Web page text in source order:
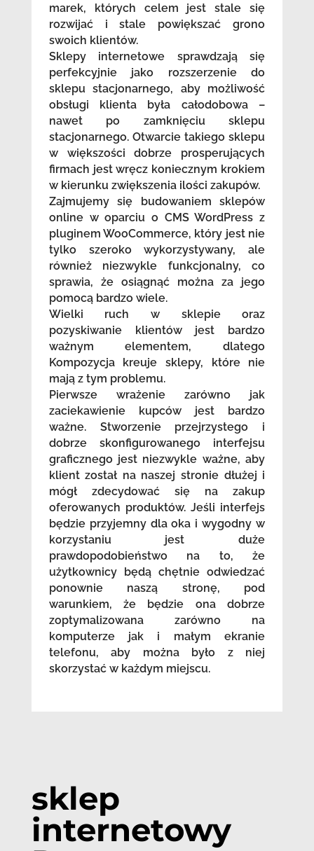
marek, których celem jest stale się
rozwijać i stale powiększać grono
swoich klientów.
Sklepy internetowe sprawdzają się
perfekcyjnie jako rozszerzenie do
sklepu stacjonarnego, aby możliwość
obsługi klienta była całodobowa –
nawet po zamknięciu sklepu
stacjonarnego. Otwarcie takiego sklepu
w większości dobrze prosperujących
firmach jest wręcz koniecznym krokiem
w kierunku zwiększenia ilości zakupów.
Zajmujemy się budowaniem sklepów
online w oparciu o CMS WordPress z
pluginem WooCommerce, który jest nie
tylko szeroko wykorzystywany, ale
również niezwykle funkcjonalny, co
sprawia, że osiągnąć można za jego
pomocą bardzo wiele.
Wielki ruch w sklepie oraz
pozyskiwanie klientów jest bardzo
ważnym elementem, dlatego
Kompozycja kreuje sklepy, które nie
mają z tym problemu.
Pierwsze wrażenie zarówno jak
zaciekawienie kupców jest bardzo
ważne. Stworzenie przejrzystego i
dobrze skonfigurowanego interfejsu
graficznego jest niezwykle ważne, aby
klient został na naszej stronie dłużej i
mógł zdecydować się na zakup
oferowanych produktów. Jeśli interfejs
będzie przyjemny dla oka i wygodny w
korzystaniu jest duże
prawdopodobieństwo na to, że
użytkownicy będą chętnie odwiedzać
ponownie naszą stronę, pod
warunkiem, że będzie ona dobrze
zoptymalizowana zarówno na
komputerze jak i małym ekranie
telefonu, aby można było z niej
skorzystać w każdym miejscu.
sklep
internetowy